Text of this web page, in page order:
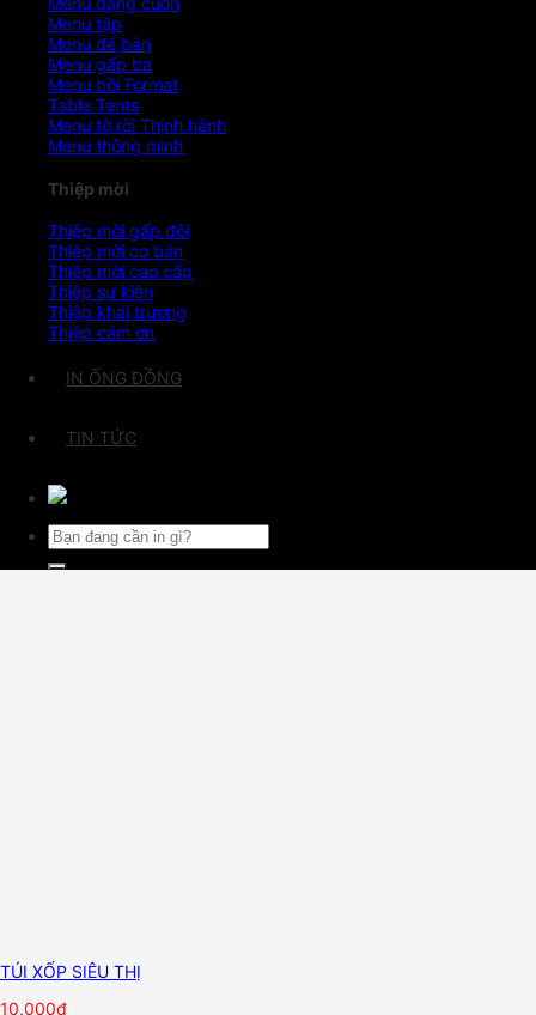
Menu tập
Menu để bàn
Menu gấp ba
Menu bồi Format
Table Tents
Menu tờ rời
Menu thông minh
Thiệp mời
Thiệp mời gấp đôi
Thiệp mời cơ bản
Thiệp mời cao cấp
Thiệp sự kiện
Thiệp khai trương
Thiệp cảm ơn
IN ỐNG ĐỒNG
TIN TỨC
Tìm
kiếm:
TÚI XỐP SIÊU THỊ
10.000₫